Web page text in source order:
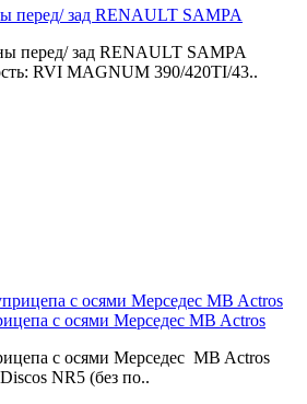
перед/ зад RENAULT SAMPA
перед/ зад RENAULT SAMPA
RVI MAGNUM 390/420TI/43..
с осями Мерседес MB Actros
с осями Мерседес MB Actros
NR5 (без по..